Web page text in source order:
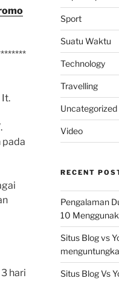
It.
pada
hari
Sport
Suatu Waktu
Technology
Travelling
Uncategorized
Video
RECENT
Pengalaman
10
Situs Blog vs
Situs Blog Vs